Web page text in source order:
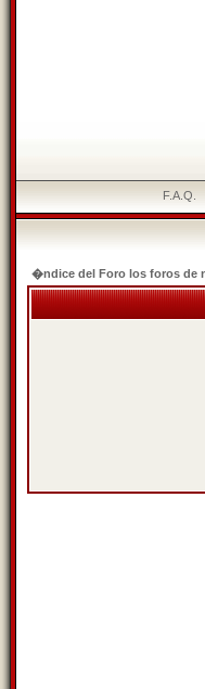
F.A.Q.
�ndice del Foro los foros de